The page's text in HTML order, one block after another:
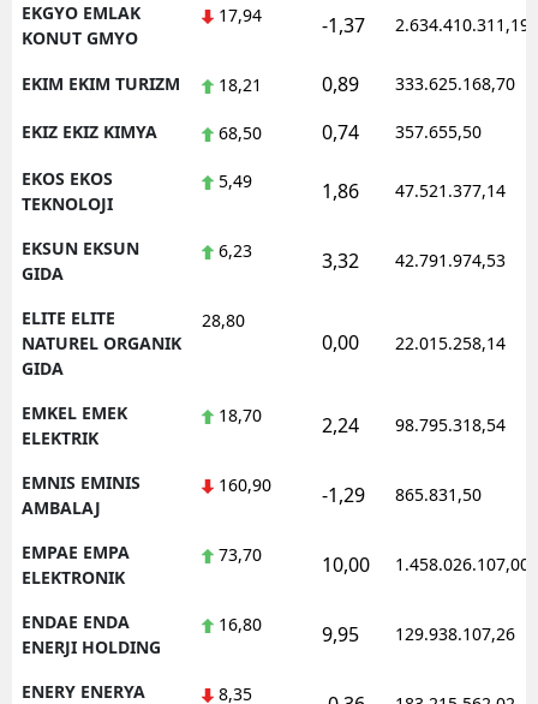
EKGYO EMLAK
KONUT GMYO
17,94 -1,37 2.634.410.311,19
EKIM EKIM TURIZM 18,21 0,89 333.625.168,70
EKIZ EKIZ KIMYA 68,50 0,74 357.655,50
EKOS EKOS
TEKNOLOJI
5,49 1,86 47.521.377,14
EKSUN EKSUN
GIDA
6,23 3,32 42.791.974,53
ELITE ELITE
NATUREL ORGANIK
GIDA
28,80
0,00 22.015.258,14
EMKEL EMEK
ELEKTRIK
18,70 2,24 98.795.318,54
EMNIS EMINIS
AMBALAJ
160,90 -1,29 865.831,50
EMPAE EMPA
ELEKTRONIK
73,70 10,00 1.458.026.107,00
ENDAE ENDA
ENERJI HOLDING
16,80 9,95 129.938.107,26
ENERY ENERYA
8,35